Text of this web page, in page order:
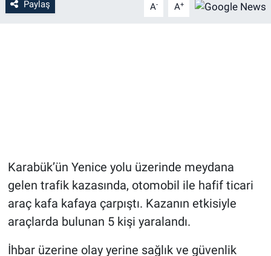
Paylaş A- A+
Karabük’ün Yenice yolu üzerinde meydana
gelen trafik kazasında, otomobil ile hafif ticari
araç kafa kafaya çarpıştı. Kazanın etkisiyle
araçlarda bulunan 5 kişi yaralandı.
İhbar üzerine olay yerine sağlık ve güvenlik